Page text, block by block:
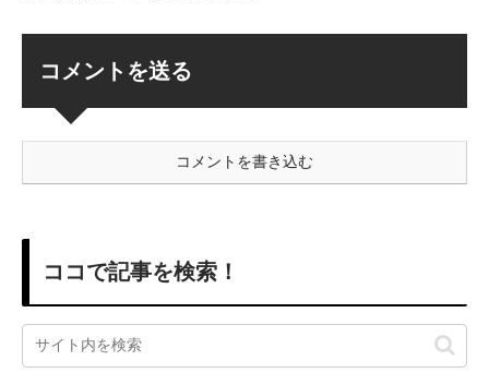
コメントを送る
コメントを書き込む
ココで記事を検索！